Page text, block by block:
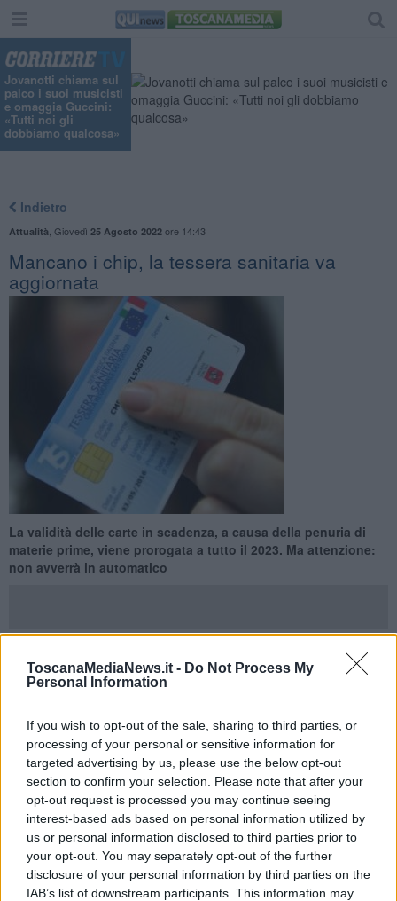
ToscanaMediaNews.it - Do Not Process My
Personal Information
If you wish to opt-out of the sale, sharing to third parties, or
processing of your personal or sensitive information for
targeted advertising by us, please use the below opt-out
section to confirm your selection. Please note that after your
opt-out request is processed you may continue seeing
interest-based ads based on personal information utilized by
us or personal information disclosed to third parties prior to
your opt-out. You may separately opt-out of the further
disclosure of your personal information by third parties on the
IAB’s list of downstream participants. This information may
Jovanotti chiama sul
palco i suoi musicisti
e omaggia Guccini:
«Tutti noi gli
dobbiamo qualcosa»
Indietro
Attualità Giovedì 25 Agosto 2022ore 14:43
Mancano i chip, la tessera sanitaria va
aggiornata
La validità delle carte in scadenza, a causa della penuria di
materie prime, viene prorogata a tutto il 2023. Ma attenzione:
non avverrà in automatico
ROMA —Più lunga vita alla tessera sanitaria. La crisi delle materie
dell'economia e delle finanze a prorogaresino al 31 Dicembre
2023la validità delle tessere sanitarie in scadenza. Bello, ma
non automatico.
La tessera sanitaria ha unavalidità di 6 anni. Compete alla
Agenzia delle Entrate - per conto del ministero dell'economia
tramite la controllata Sogei - provvedere alla sostituzione periodica
di quelle in scadenza. Ebbene: vista la
carenza di materie prime
provocata dalla difficile situazione internazionale, il ministero ha
autorizzato l’emissione ditessere prive di microchip.